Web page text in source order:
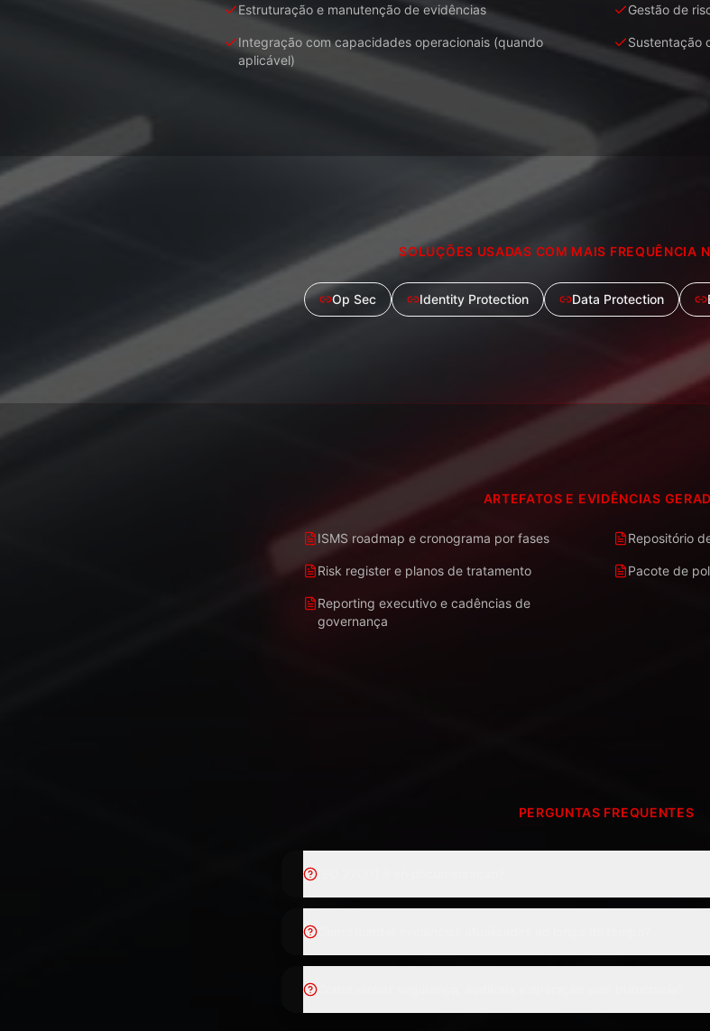
Estruturação e manutenção de evidências Gestão de
Integração com capacidades operacionais (quando
aplicável)
Sustentação
SOLUÇÕES USADAS COM MAIS FREQUÊNCIA
Op Sec Identity Protection Data Protection
ARTEFATOS E EVIDÊNCIAS
ISMS roadmap e cronograma por fases Repositório
Risk register e planos de tratamento Pacote de
Reporting executivo e cadências de
governança
PERGUNTAS FREQUENTES